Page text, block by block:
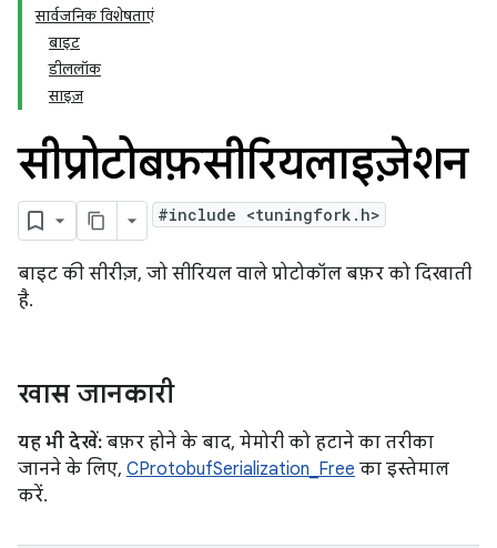
सार्वजनिक विशेषताएं
बाइट
डीललॉक
साइज़
सीप्रोटोबफ़सीरियलाइज़ेशन
#include <tuningfork.h>
बाइट की सीरीज़, जो सीरियल वाले प्रोटोकॉल बफ़र को दिखाती
है.
खास जानकारी
यह भी देखें: बफ़र होने के बाद, मेमोरी को हटाने का तरीका
जानने के लिए, CProtobufSerialization_Free का इस्तेमाल
करें.